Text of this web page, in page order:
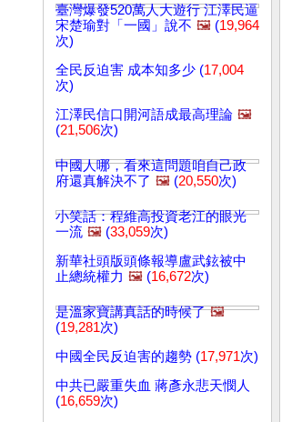
臺灣爆發520萬人大遊行 江澤民逼
宋楚瑜對「一國」說不 🖼️ (19,964
次)
全民反迫害 成本知多少 (17,004
次)
江澤民信口開河語成最高理論 🖼️
(21,506次)
中國人哪，看來這問題咱自己政
府還真解決不了 🖼️ (20,550次)
小笑話：程維高投資老江的眼光
一流 🖼️ (33,059次)
新華社頭版頭條報導盧武鉉被中
止總統權力 🖼️ (16,672次)
是溫家寶講真話的時候了 🖼️
(19,281次)
中國全民反迫害的趨勢 (17,971次)
中共已嚴重失血 蔣彥永悲天憫人
(16,659次)